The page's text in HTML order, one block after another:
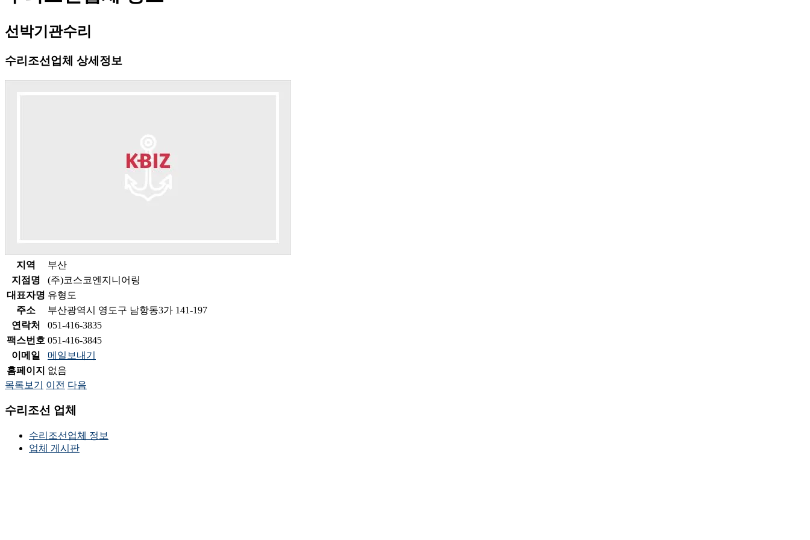
선박기관수리
수리조선업체 상세정보
지역
부산
지점명
(주)코스코엔지니어링
대표자명 유형도
주소
부산광역시 영도구 남항동3가 141-197
연락처
051-416-3835
팩스번호 051-416-3845
이메일
메일보내기
홈페이지 없음
목록보기
이전 다음
수리조선 업체
수리조선업체 정보
업체 게시판